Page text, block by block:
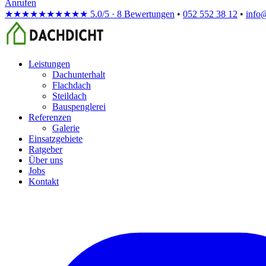
Anrufen
★★★★★★★★★★ 5.0/5 · 8 Bewertungen • 052 552 38 12 •
Leistungen
Dachunterhalt
Flachdach
Steildach
Bauspenglerei
Referenzen
Galerie
Einsatzgebiete
Ratgeber
Über uns
Jobs
Kontakt